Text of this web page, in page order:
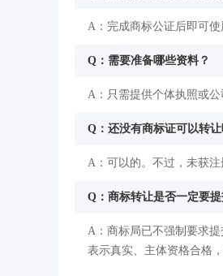
A：完成商标公证后即可使
Q：需要准备哪些资料？
A：只需提供个体执照或
Q：还没有商标证可以转让
A：可以的。不过，未获
Q：商标转让是否一定要提
A：商标局已不强制要求
表示真实、主体资格合格